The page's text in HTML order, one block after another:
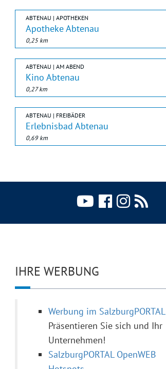
ABTENAU | APOTHEKEN
Apotheke Abtenau
0,25 km
ABTENAU | AM ABEND
Kino Abtenau
0,27 km
ABTENAU | FREIBÄDER
Erlebnisbad Abtenau
0,69 km
IHRE WERBUNG
Werbung im SalzburgPORTAL
Präsentieren Sie sich und Ihr
Unternehmen!
SalzburgPORTAL OpenWEB